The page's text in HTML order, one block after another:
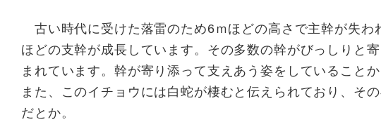
古い時代に受けた落雷のため6ｍほどの高さで主幹が失わ
ほどの支幹が成長しています。その多数の幹がびっしりと
まれています。幹が寄り添って支えあう姿をしていること
また、このイチョウには白蛇が棲むと伝えられており、そ
だとか。